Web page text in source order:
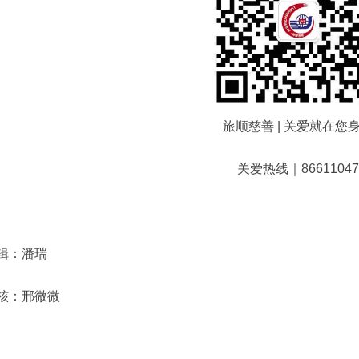
旅顺慈善 | 关爱就在您
关爱热线｜86611047
：潘瑞
：邢微微